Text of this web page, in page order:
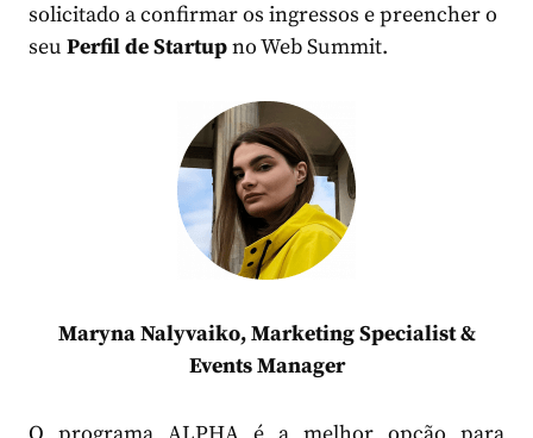
solicitado a confirmar os ingressos e preencher o
seu Perfil de Startupno Web Summit.
Maryna Nalyvaiko, Marketing Specialist &
Events Manager